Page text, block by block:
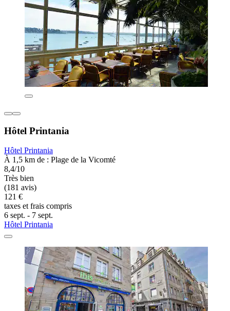
Hôtel Printania
Hôtel Printania
À 1,5 km de : Plage de la Vicomté
8,4/10
Très bien
(181 avis)
121 €
taxes et frais compris
6 sept. - 7 sept.
Hôtel Printania